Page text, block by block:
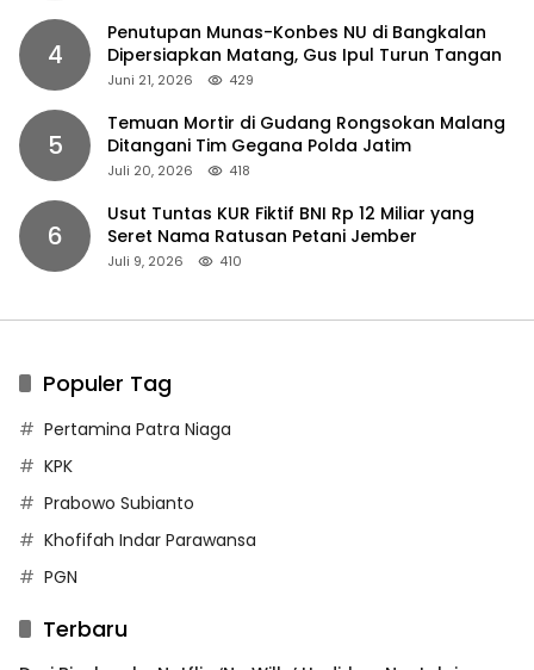
4
Penutupan Munas-Konbes NU di Bangkalan
Dipersiapkan Matang, Gus Ipul Turun Tangan
Juni 21, 2026 429
5
Temuan Mortir di Gudang Rongsokan Malang
Ditangani Tim Gegana Polda Jatim
Juli 20, 2026 418
6
Usut Tuntas KUR Fiktif BNI Rp 12 Miliar yang
Seret Nama Ratusan Petani Jember
Juli 9, 2026 410
Populer Tag
Pertamina Patra Niaga
KPK
Prabowo Subianto
Khofifah Indar Parawansa
PGN
Terbaru